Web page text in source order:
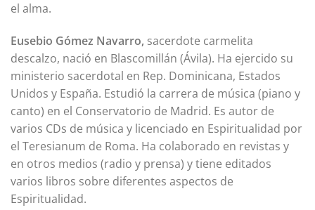
el alma.
Eusebio Gómez Navarro, sacerdote carmelita
descalzo, nació en Blascomillán (Ávila). Ha ejercido su
ministerio sacerdotal en Rep. Dominicana, Estados
Unidos y España. Estudió la carrera de música (piano y
canto) en el Conservatorio de Madrid. Es autor de
varios CDs de música y licenciado en Espiritualidad por
el Teresianum de Roma. Ha colaborado en revistas y
en otros medios (radio y prensa) y tiene editados
varios libros sobre diferentes aspectos de
Espiritualidad.